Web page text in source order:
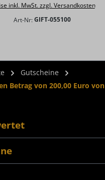
inkl. MwSt. zzgl. Versandkosten
Art-Nr:GIFT-055100
Gutscheine
Betrag von 200,00 Euro von